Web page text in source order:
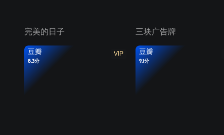
完美的日子 三块广告牌
VIP
豆瓣
8.3分
豆瓣
9.1分